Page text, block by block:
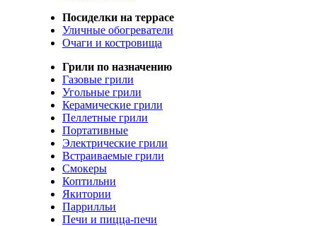
Посиделки на террасе
Уличные обогреватели
Очаги и костровища
Грили по назначению
Газовые грили
Угольные грили
Керамические грили
Пеллетные грили
Портативные
Электрические грили
Встраиваемые грили
Смокеры
Коптильни
Якитории
Паррилльи
Печи и пицца-печи